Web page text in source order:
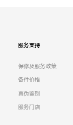
服务支持
保修及服务政策
备件价格
真伪鉴别
服务门店